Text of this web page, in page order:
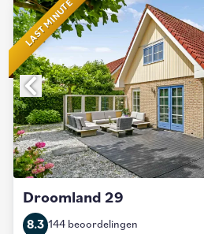
LAST MINUTE
Droomland 29
8.3 144 beoordelingen